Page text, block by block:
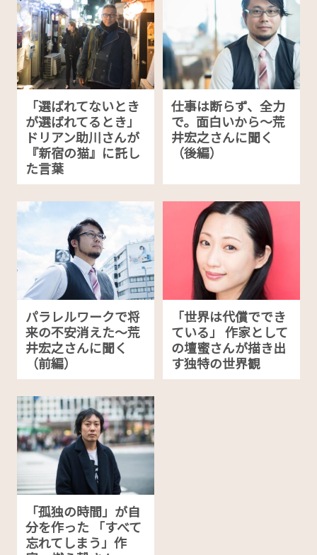
「選ばれてないとき
が選ばれてるとき」
ドリアン助川さんが
『新宿の猫』に託し
た言葉
仕事は断らず、全力
で。面白いから〜荒
井宏之さんに聞く
（後編）
パラレルワークで将
来の不安消えた〜荒
井宏之さんに聞く
（前編）
「世界は代償ででき
ている」 作家として
の壇蜜さんが描き出
す独特の世界観
「孤独の時間」が自
分を作った 「すべて
忘れてしまう」作